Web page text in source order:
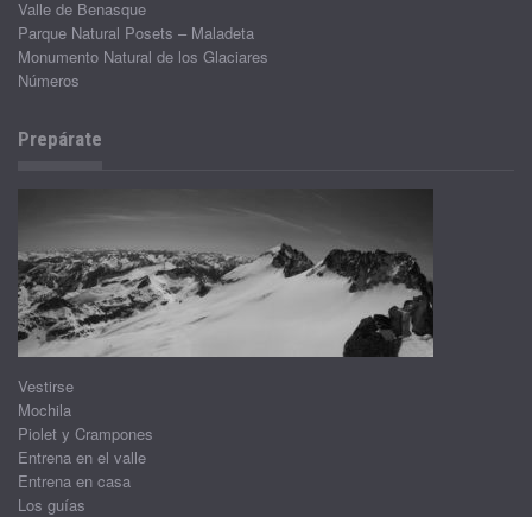
Valle de Benasque
Parque Natural Posets – Maladeta
Monumento Natural de los Glaciares
Números
Prepárate
Vestirse
Mochila
Piolet y Crampones
Entrena en el valle
Entrena en casa
Los guías